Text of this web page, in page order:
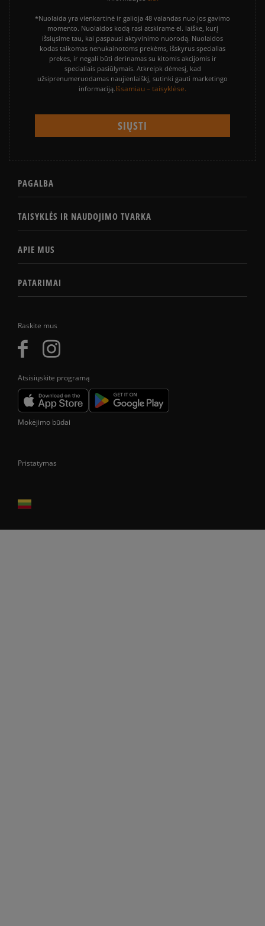
Raskite mus
Atsisiųskite programą
*Nuolaida yra vienkartinė ir galioja 48 valandas nuo jos gavimo
momento. Nuolaidos kodą rasi atskirame el. laiške, kurį
išsiųsime tau, kai paspausi aktyvinimo nuorodą. Nuolaidos
kodas taikomas nenukainotoms prekėms, išskyrus specialias
prekes, ir negali būti derinamas su kitomis akcijomis ir
specialiais pasiūlymais. Atkreipk dėmesį, kad
užsiprenumeruodamas naujienlaiškį, sutinki gauti marketingo
informaciją.Išsamiau – taisyklėse.
PAGALBA
TAISYKLĖS IR NAUDOJIMO TVARKA
APIE MUS
PATARIMAI
Mokėjimo būdai
Pristatymas